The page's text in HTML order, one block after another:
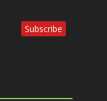
Subscribe